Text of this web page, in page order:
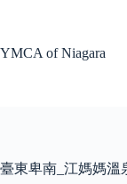
YMCA of Niagara
臺東卑南_江媽媽溫